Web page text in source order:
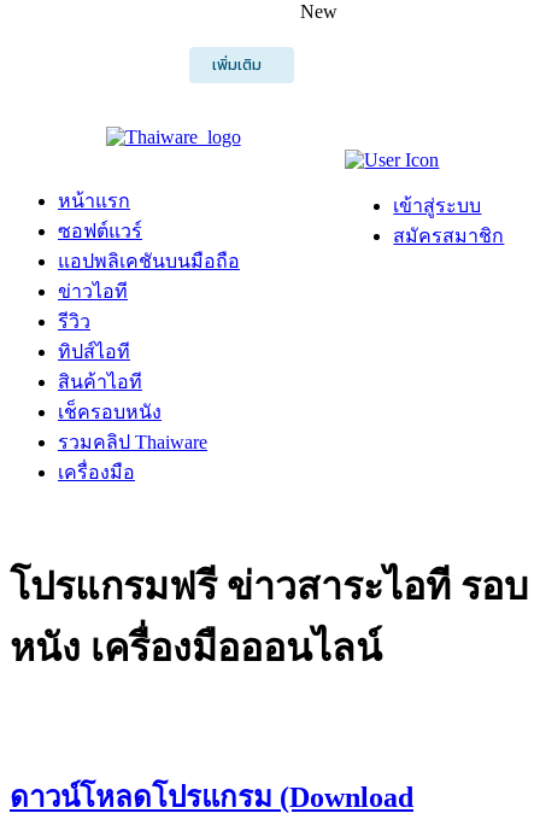
New
เพิ่มเติม
เข้าสู่ระบบ
สมัครสมาชิก
หน้าแรก
ซอฟต์แวร์
แอปพลิเคชันบนมือถือ
ข่าวไอที
รีวิว
ทิปส์ไอที
สินค้าไอที
เช็ครอบหนัง
รวมคลิป Thaiware
เครื่องมือ
โปรแกรมฟรี ข่าวสาระไอที รอบ
หนัง เครื่องมือออนไลน์
ดาวน์โหลดโปรแกรม (Download